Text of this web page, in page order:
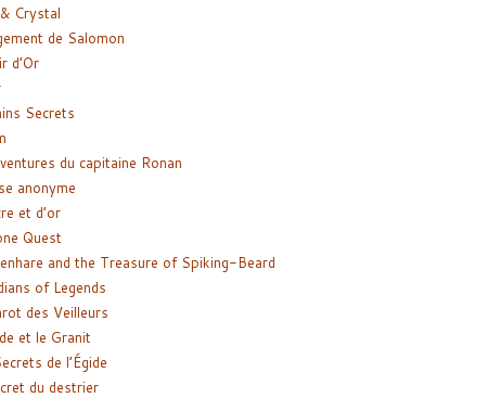
Crystal
de Salomon
d’Or
Secrets
du capitaine Ronan
anonyme
et d’or
Quest
and the Treasure of Spiking-Beard
of Legends
des Veilleurs
et le Granit
de l’Égide
du destrier